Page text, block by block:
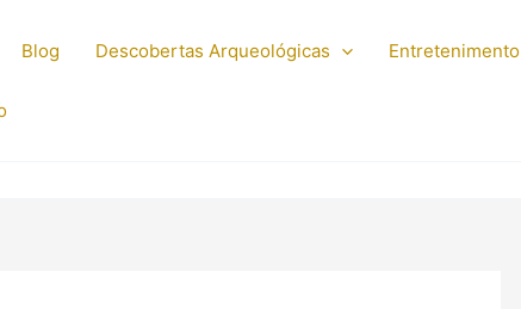
Blog Descobertas Arqueológicas Entretenimento